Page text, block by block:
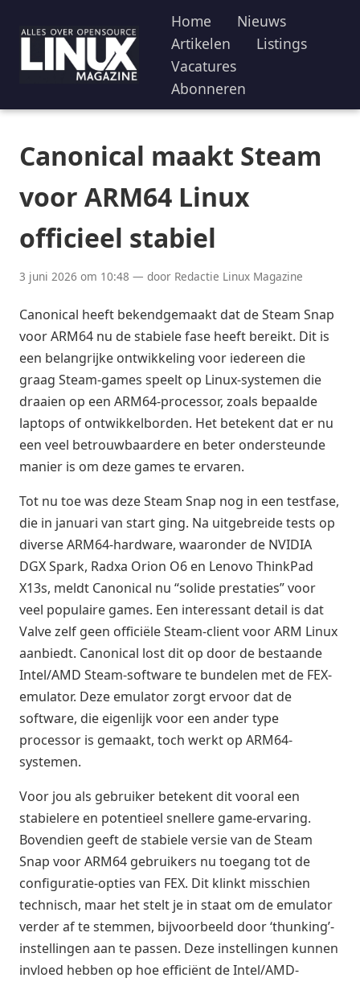
Home
Nieuws
Artikelen
Listings
Vacatures
Abonneren
Canonical maakt Steam
voor ARM64 Linux
officieel stabiel
3 juni 2026 om 10:48 — door Redactie Linux Magazine
Canonical heeft bekendgemaakt dat de Steam Snap
voor ARM64 nu de stabiele fase heeft bereikt. Dit is
een belangrijke ontwikkeling voor iedereen die
graag Steam-games speelt op Linux-systemen die
draaien op een ARM64-processor, zoals bepaalde
laptops of ontwikkelborden. Het betekent dat er nu
een veel betrouwbaardere en beter ondersteunde
manier is om deze games te ervaren.
Tot nu toe was deze Steam Snap nog in een testfase,
die in januari van start ging. Na uitgebreide tests op
diverse ARM64-hardware, waaronder de NVIDIA
DGX Spark, Radxa Orion O6 en Lenovo ThinkPad
X13s, meldt Canonical nu “solide prestaties” voor
veel populaire games. Een interessant detail is dat
Valve zelf geen officiële Steam-client voor ARM Linux
aanbiedt. Canonical lost dit op door de bestaande
Intel/AMD Steam-software te bundelen met de FEX-
emulator. Deze emulator zorgt ervoor dat de
software, die eigenlijk voor een ander type
processor is gemaakt, toch werkt op ARM64-
systemen.
Voor jou als gebruiker betekent dit vooral een
stabielere en potentieel snellere game-ervaring.
Bovendien geeft de stabiele versie van de Steam
Snap voor ARM64 gebruikers nu toegang tot de
configuratie-opties van FEX. Dit klinkt misschien
technisch, maar het stelt je in staat om de emulator
verder af te stemmen, bijvoorbeeld door ‘thunking’-
instellingen aan te passen. Deze instellingen kunnen
invloed hebben op hoe efficiënt de Intel/AMD-